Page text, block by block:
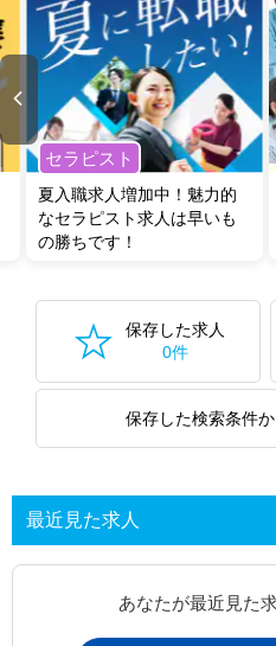
セラピスト
夏入職求人増加中！魅力的
なセラピスト求人は早いも
の勝ちです！
保存した求人
0件
保存した検索条件
最近見た求人
あなたが最近見た